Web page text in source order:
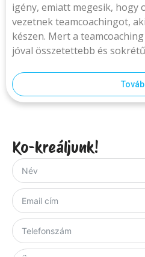
igény, emiatt megesik, hogy
vezetnek teamcoachingot,
készen. Mert a
jóval összetettebb és
Ko-kreáljunk!